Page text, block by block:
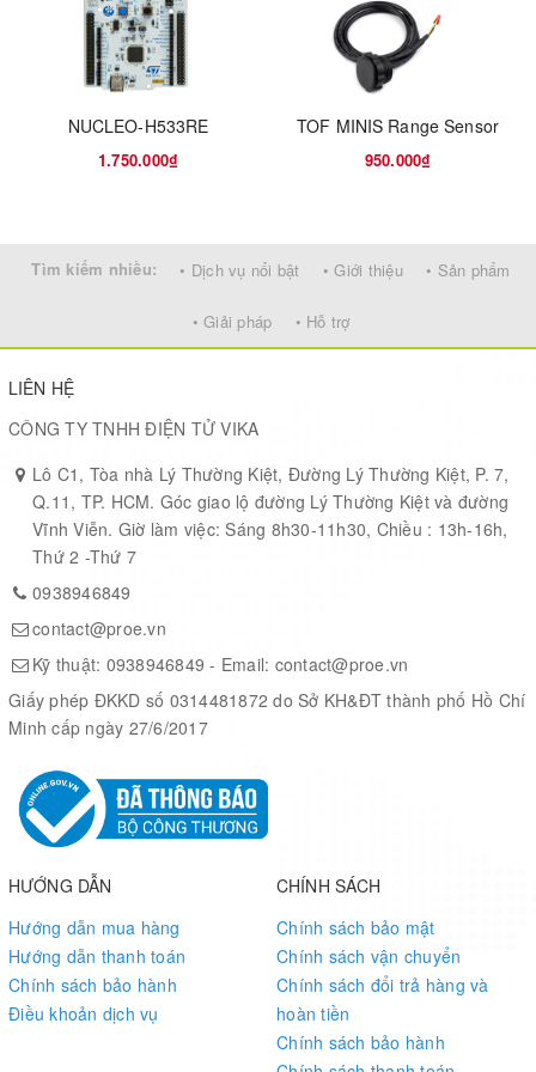
Length: 1.5 m
NUCLEO-H533RE
1.750.000₫
TOF MINIS Range Sensor
950.000₫
Tìm kiếm nhiều: • Dịch vụ nổi bật • Giới thiệu • Sản phẩm
• Giải pháp • Hỗ trợ
LIÊN HỆ
CÔNG TY TNHH ĐIỆN TỬ VIKA
Lô C1, Tòa nhà Lý Thường Kiệt, Đường Lý Thường Kiệt, P. 7,
Q.11, TP. HCM. Góc giao lộ đường Lý Thường Kiệt và đường
Vĩnh Viễn. Giờ làm việc: Sáng 8h30-11h30, Chiều : 13h-16h,
Thứ 2 -Thứ 7
0938946849
contact@proe.vn
Kỹ thuật: 0938946849 - Email: contact@proe.vn
Giấy phép ĐKKD số 0314481872 do Sở KH&ĐT thành phố Hồ Chí
Minh cấp ngày 27/6/2017
HƯỚNG DẪN
Hướng dẫn mua hàng
Hướng dẫn thanh toán
Chính sách bảo hành
Điều khoản dịch vụ
CHÍNH SÁCH
Chính sách bảo mật
Chính sách vận chuyển
Chính sách đổi trả hàng và
hoàn tiền
Chính sách bảo hành